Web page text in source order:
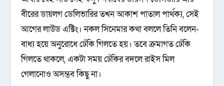
বীরের ডায়লগ ডেলিভারির তখন আকাশ পাতাল পার্থক্য, সেই
আগের লাউড এক্টিং। নকল সিনেমার কথা বললে তিনি বলেন-
বাধ্য হয়ে অনুরোধে ঢেঁকি গিলতে হয়। তবে ক্রমাগত ঢেঁকি
গিলতে থাকলে, একটা সময় ঢেঁকির বদলে রাইস মিল
গেলানোও অসম্ভব কিছু না।